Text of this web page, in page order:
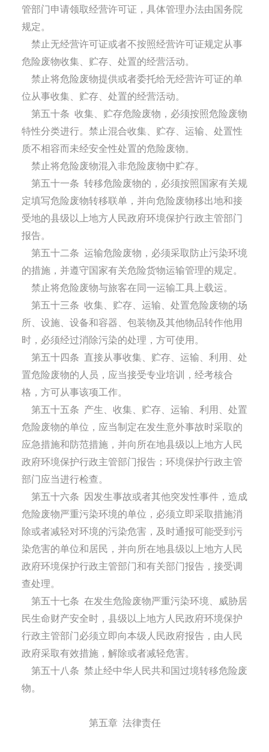
管部门申请领取经营许可证，具体管理办法由国务院
规定。
禁止无经营许可证或者不按照经营许可证规定从事
危险废物收集、贮存、处置的经营活动。
禁止将危险废物提供或者委托给无经营许可证的单
位从事收集、贮存、处置的经营活动。
第五十条 收集、贮存危险废物，必须按照危险废物
特性分类进行。禁止混合收集、贮存、运输、处置性
质不相容而未经安全性处置的危险废物。
禁止将危险废物混入非危险废物中贮存。
第五十一条 转移危险废物的，必须按照国家有关规
定填写危险废物转移联单，并向危险废物移出地和接
受地的县级以上地方人民政府环境保护行政主管部门
报告。
第五十二条 运输危险废物，必须采取防止污染环境
的措施，并遵守国家有关危险货物运输管理的规定。
禁止将危险废物与旅客在同一运输工具上载运。
第五十三条 收集、贮存、运输、处置危险废物的场
所、设施、设备和容器、包装物及其他物品转作他用
时，必须经过消除污染的处理，方可使用。
第五十四条 直接从事收集、贮存、运输、利用、处
置危险废物的人员，应当接受专业培训，经考核合
格，方可从事该项工作。
第五十五条 产生、收集、贮存、运输、利用、处置
危险废物的单位，应当制定在发生意外事故时采取的
应急措施和防范措施，并向所在地县级以上地方人民
政府环境保护行政主管部门报告；环境保护行政主管
部门应当进行检查。
第五十六条
因发生事故或者其他突发性事件，造成
危险废物严重污染环境的单位，必须立即采取措施消
除或者减轻对环境的污染危害，及时通报可能受到污
染危害的单位和居民，并向所在地县级以上地方人民
政府环境保护行政主管部门和有关部门报告，接受调
查处理。
第五十七条 在发生危险废物严重污染环境、威胁居
民生命财产安全时，县级以上地方人民政府环境保护
行政主管部门必须立即向本级人民政府报告，由人民
政府采取有效措施，解除或者减轻危害。
第五十八条 禁止经中华人民共和国过境转移危险废
物。
第五章 法律责任